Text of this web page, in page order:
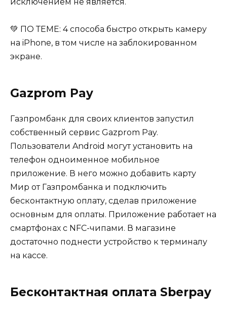
💚 ПО ТЕМЕ: 4 способа быстро открыть камеру
на iPhone, в том числе на заблокированном
экране.
Gazprom Pay
Газпромбанк для своих клиентов запустил
собственный сервис Gazprom Pay.
Пользователи Android могут установить на
телефон одноименное мобильное
приложение. В него можно добавить карту
Мир от Газпромбанка и подключить
бесконтактную оплату, сделав приложение
основным для оплаты. Приложение работает на
смартфонах с NFC-чипами. В магазине
достаточно поднести устройство к терминалу
на кассе.
Бесконтактная оплата Sberpay